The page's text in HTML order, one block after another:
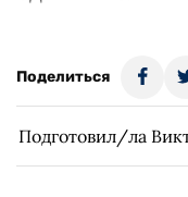
Поделиться
Подготовил/ла